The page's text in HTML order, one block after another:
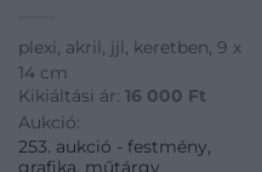
plexi, akril, jjl, keretben, 9 x
14 cm
Kikiáltási ár: 16 000 Ft
Aukció:
253. aukció - festmény,
grafika, műtárgy